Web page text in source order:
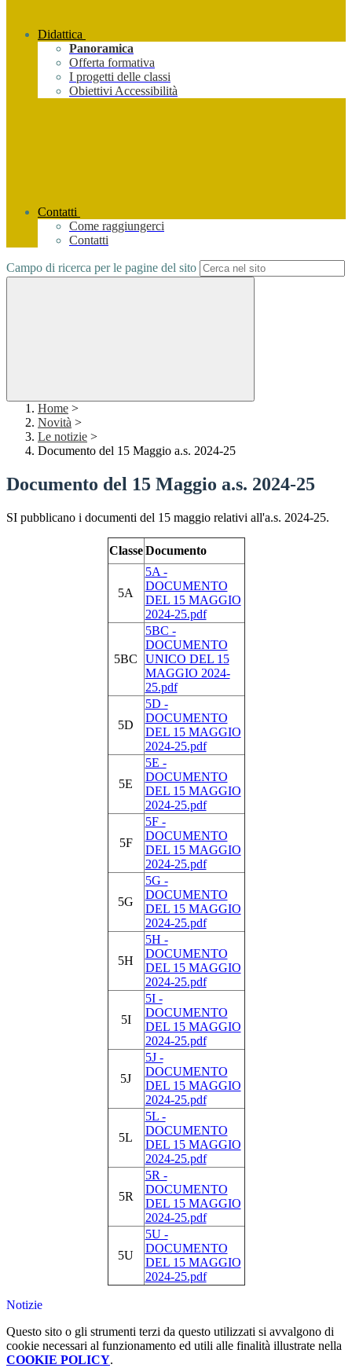
Didattica
Panoramica
Offerta formativa
I progetti delle classi
Obiettivi Accessibilità
Contatti
Come raggiungerci
Contatti
Campo di ricerca per le pagine del sito
Home >
Novità >
Le notizie >
Documento del 15 Maggio a.s. 2024-25
Documento del 15 Maggio a.s. 2024-25
SI pubblicano i documenti del 15 maggio relativi all'a.s. 2024-25.
Classe Documento
5A
5A -
DOCUMENTO
DEL 15 MAGGIO
2024-25.pdf
5BC
5BC -
DOCUMENTO
UNICO DEL 15
MAGGIO 2024-
25.pdf
5D
5D -
DOCUMENTO
DEL 15 MAGGIO
2024-25.pdf
5E
5E -
DOCUMENTO
DEL 15 MAGGIO
2024-25.pdf
5F
5F -
DOCUMENTO
DEL 15 MAGGIO
2024-25.pdf
5G
5G -
DOCUMENTO
DEL 15 MAGGIO
2024-25.pdf
5H
5H -
DOCUMENTO
DEL 15 MAGGIO
2024-25.pdf
5I
5I -
DOCUMENTO
DEL 15 MAGGIO
2024-25.pdf
5J
5J -
DOCUMENTO
DEL 15 MAGGIO
2024-25.pdf
5L
5L -
DOCUMENTO
DEL 15 MAGGIO
2024-25.pdf
5R
5R -
DOCUMENTO
DEL 15 MAGGIO
2024-25.pdf
5U
5U -
DOCUMENTO
DEL 15 MAGGIO
2024-25.pdf
Notizie
Questo sito o gli strumenti terzi da questo utilizzati si avvalgono di
cookie necessari al funzionamento ed utili alle finalità illustrate nella
COOKIE POLICY.